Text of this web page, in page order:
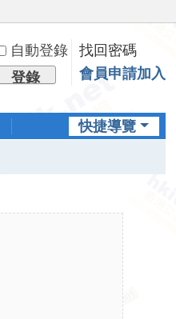
自動登錄
找回密碼
登錄 會員申請加入
快捷導覽